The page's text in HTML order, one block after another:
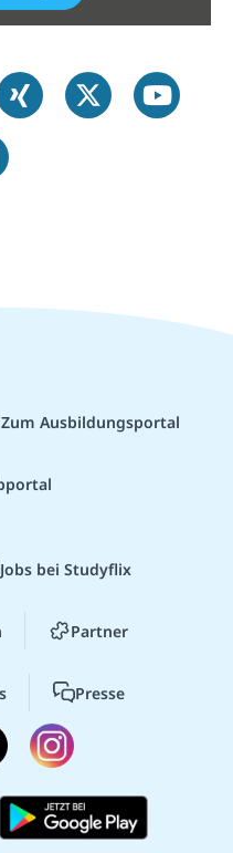
Zum Ausbildungsportal
Jobs bei Studyflix
Partner
Presse